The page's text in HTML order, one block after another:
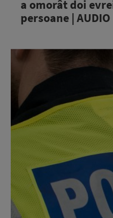
a omorât doi
persoane | AUDIO